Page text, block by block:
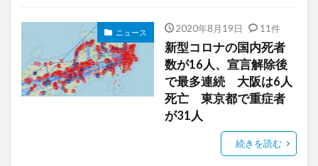
ニュース 2020年8月19日 11件
新型コロナの国内死者
数が16人、宣言解除後
で最多連続 大阪は6人
死亡 東京都で重症者
が31人
続きを読む